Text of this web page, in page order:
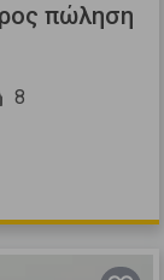
πώληση
8